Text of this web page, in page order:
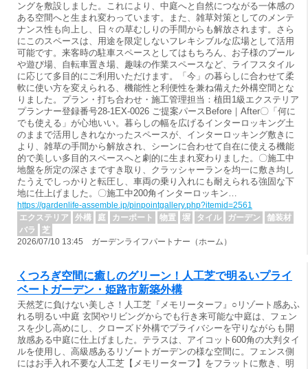
ングを敷設しました。これにより、中庭へと自然につながる一体感の
ある空間へと生まれ変わっています。また、雑草対策としてのメンテ
ナンス性も向上し、日々の草むしりの手間からも解放されます。さら
にこのスペースは、用途を限定しないフレキシブルな広場として活用
可能です。来客時の駐車スペースとしてはもちろん、お子様のプール
や遊び場、自転車置き場、趣味の作業スペースなど、ライフスタイル
に応じて多目的にご利用いただけます。「今」の暮らしに合わせて柔
軟に使い方を変えられる、機能性と利便性を兼ね備えた外構空間とな
りました。プラン・打ち合わせ・施工管理担当：植田1級エクステリア
プランナー登録番号28-1EX-0026 ご提案パースBefore｜After〇「何に
でも使える」が心地いい。暮らしの幅を広げるインターロッキング土
のままで活用しきれなかったスペースが、インターロッキング敷きに
より、雑草の手間から解放され、シーンに合わせて自在に使える機能
的で美しい多目的スペースへと劇的に生まれ変わりました。〇施工中
地盤を所定の深さまですき取り、クラッシャーランを均一に敷き均し
たうえでしっかりと転圧し、車両の乗り入れにも耐えられる強固な下
地に仕上げました。〇施工中200角インターロッキン…
https://gardenlife-assemble.jp/pinpointgallery.php?itemid=2561
エクステリア
外構 庭 カーポート 物置 塀 タイル ガーデン
舗装材
バラ
芝
2026/07/10 13:45 ガーデンライフパートナー（ホーム）
くつろぎ空間に癒しのグリーン！人工芝で明るいプライ
ベートガーデン・姫路市新築外構
天然芝に負けない美しさ！人工芝『メモリーターフ』○リゾート感あふ
れる明るい中庭 玄関やリビングからでも行き来可能な中庭は、フェン
スを少し高めにし、クローズド外構でプライバシーを守りながらも開
放感ある中庭に仕上げました。テラスは、アイコット600角の大判タイ
ルを使用し、高級感あるリゾートガーデンの様な空間に。フェンス側
にはお手入れ不要な人工芝【メモリーターフ】をフラットに敷き、明